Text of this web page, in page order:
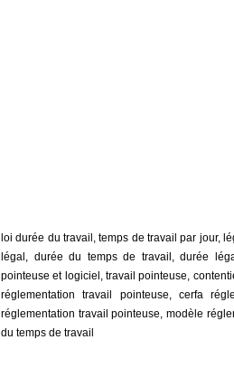
loi durée du travail, temps de travail par jour,
légal, durée du temps de travail, durée
pointeuse et logiciel, travail pointeuse,
réglementation travail pointeuse, cerfa
réglementation travail pointeuse, modèle
du temps de travail